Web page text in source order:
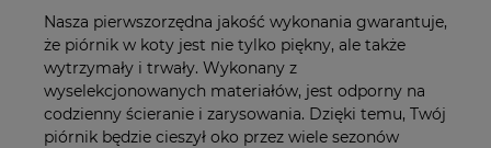
Nasza pierwszorzędna jakość wykonania gwarantuje,
że piórnik w koty jest nie tylko piękny, ale także
wytrzymały i trwały. Wykonany z
wyselekcjonowanych materiałów, jest odporny na
codzienny ścieranie i zarysowania. Dzięki temu, Twój
piórnik będzie cieszył oko przez wiele sezonów